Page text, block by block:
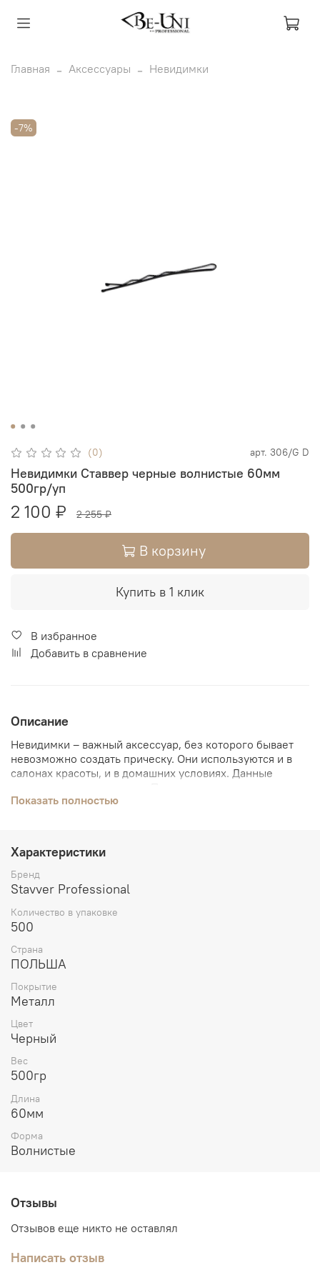
Главная Аксессуары Невидимки
-7%
(0) арт. 306/G D
Невидимки Ставвер черные волнистые 60мм
500гр/уп
2 100 ₽ 2 255 ₽
В корзину
Купить в 1 клик
В избранное
Добавить в сравнение
Описание
Невидимки – важный аксессуар, без которого бывает
невозможно создать прическу. Они используются и в
салонах красоты, и в домашних условиях. Данные
европейскими стандартами качества. Они очень прочны
Показать полностью
Характеристики
Бренд
Stavver Professional
Количество в упаковке
500
Страна
ПОЛЬША
Покрытие
Металл
Цвет
Черный
Вес
500гр
Длина
60мм
Форма
Волнистые
Отзывы
Отзывов еще никто не оставлял
Написать отзыв